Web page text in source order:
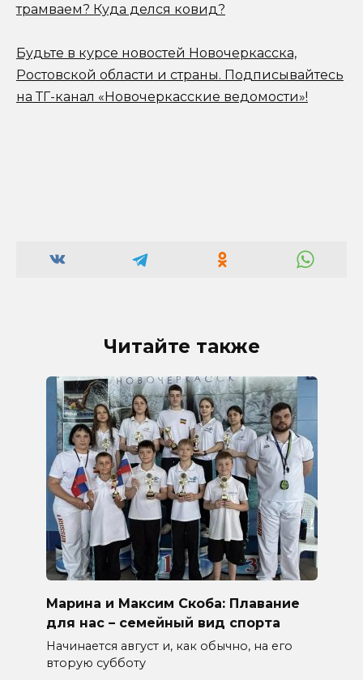
трамваем? Куда делся ковид?
Будьте в курсе новостей Новочеркасска,
Ростовской области и страны. Подписывайтесь
на ТГ-канал «Новочеркасские ведомости»!
Читайте также
Марина и Максим Скоба: Плавание
для нас – семейный вид спорта
Начинается август и, как обычно, на его
вторую субботу